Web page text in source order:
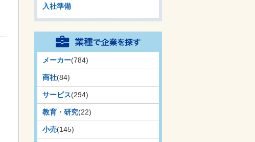
入社準備
メーカー(784)
商社(84)
サービス(294)
教育・研究(22)
小売(145)